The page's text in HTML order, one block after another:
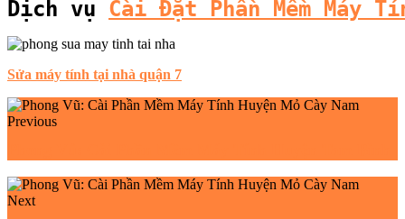
Dịch vụ Cài Đặt Phần Mềm Máy
Sửa máy tính tại nhà quận 7
Previous
Next